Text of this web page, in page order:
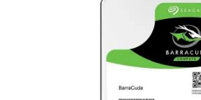
TV, Multimedia & Electronice
Televizoare & accesorii
Multiboard & Accessorii